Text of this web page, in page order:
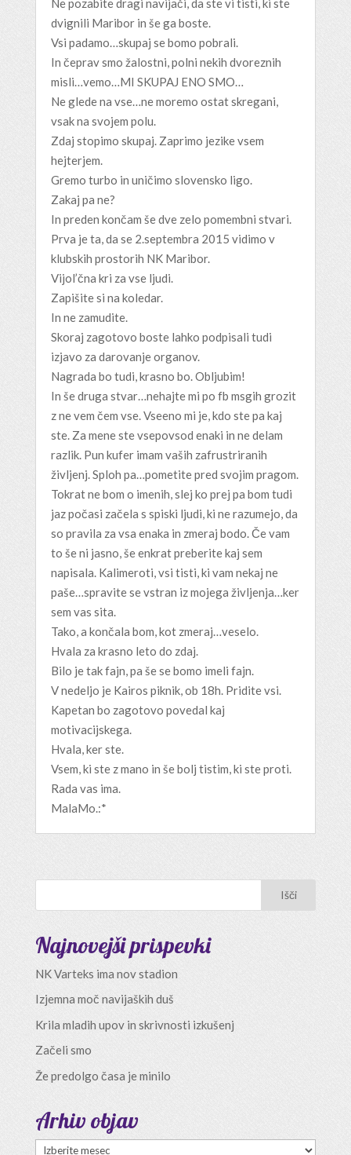
Ne pozabite dragi navijači, da ste vi tisti, ki ste
dvignili Maribor in še ga boste.
Vsi padamo…skupaj se bomo pobrali.
In čeprav smo žalostni, polni nekih dvoreznih
misli…vemo…MI SKUPAJ ENO SMO…
Ne glede na vse…ne moremo ostat skregani,
vsak na svojem polu.
Zdaj stopimo skupaj. Zaprimo jezike vsem
hejterjem.
Gremo turbo in uničimo slovensko ligo.
Zakaj pa ne?
In preden končam še dve zelo pomembni stvari.
Prva je ta, da se 2.septembra 2015 vidimo v
klubskih prostorih NK Maribor.
Vijol’čna kri za vse ljudi.
Zapišite si na koledar.
In ne zamudite.
Skoraj zagotovo boste lahko podpisali tudi
izjavo za darovanje organov.
Nagrada bo tudi, krasno bo. Obljubim!
In še druga stvar…nehajte mi po fb msgih grozit
z ne vem čem vse. Vseeno mi je, kdo ste pa kaj
ste. Za mene ste vsepovsod enaki in ne delam
razlik. Pun kufer imam vaših zafrustriranih
življenj. Sploh pa…pometite pred svojim pragom.
Tokrat ne bom o imenih, slej ko prej pa bom tudi
jaz počasi začela s spiski ljudi, ki ne razumejo, da
so pravila za vsa enaka in zmeraj bodo. Če vam
to še ni jasno, še enkrat preberite kaj sem
napisala. Kalimeroti, vsi tisti, ki vam nekaj ne
paše…spravite se vstran iz mojega življenja…ker
sem vas sita.
Tako, a končala bom, kot zmeraj…veselo.
Hvala za krasno leto do zdaj.
Bilo je tak fajn, pa še se bomo imeli fajn.
V nedeljo je Kairos piknik, ob 18h. Pridite vsi.
Kapetan bo zagotovo povedal kaj
motivacijskega.
Hvala, ker ste.
Vsem, ki ste z mano in še bolj tistim, ki ste proti.
Rada vas ima.
MalaMo.:*
Najnovejši prispevki
NK Varteks ima nov stadion
Izjemna moč navijaških duš
Krila mladih upov in skrivnosti izkušenj
Začeli smo
Že predolgo časa je minilo
Arhiv objav
Arhiv